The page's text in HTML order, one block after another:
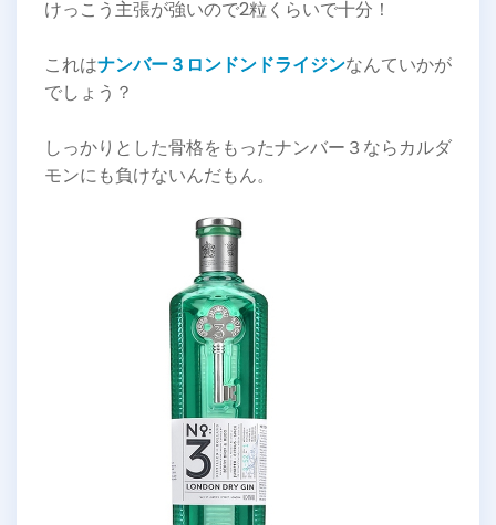
けっこう主張が強いので2粒くらいで十分！
これはナンバー３ロンドンドライジンなんていかが
でしょう？
しっかりとした骨格をもったナンバー３ならカルダ
モンにも負けないんだもん。